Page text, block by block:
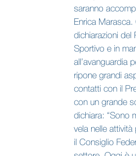
saranno
Enrica
dichiarazioni del
Sportivo e in
all’avanguardia
ripone grandi
contatti con il
con un grande
dichiara: “Sono
vela nelle
il Consiglio